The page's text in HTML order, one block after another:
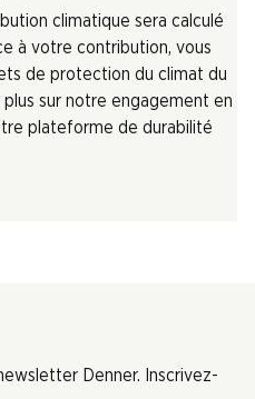
climatique sera calculé
à votre contribution, vous
de protection du climat du
sur notre engagement en
plateforme de durabilité
Denner. Inscrivez-